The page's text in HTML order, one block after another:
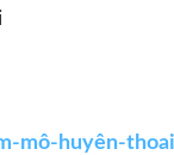
mô-huyên-